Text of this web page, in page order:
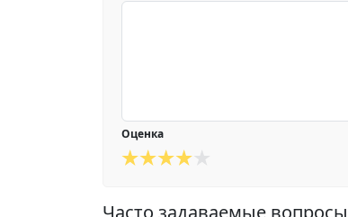
Оценка
Часто задаваемые вопросы